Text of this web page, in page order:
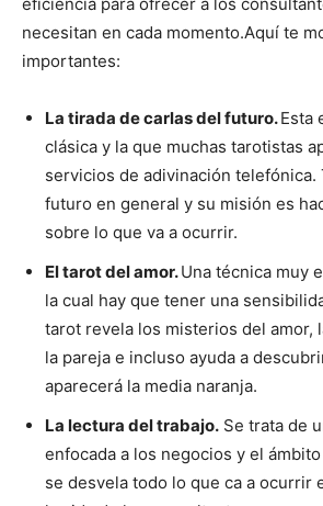
necesitan en cada momento.Aquí te
importantes:
La tirada de carlas del futuro.Esta
clásica y la que muchas tarotistas
servicios de adivinación telefónica.
futuro en general y su misión es
sobre lo que va a ocurrir.
El tarot del amor.Una técnica muy
la cual hay que tener una
tarot revela los misterios del amor,
la pareja e incluso ayuda a
aparecerá la media naranja.
La lectura del trabajo. Se trata de
enfocada a los negocios y el
se desvela todo lo que ca a ocurrir